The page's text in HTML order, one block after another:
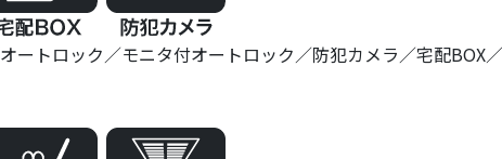
オートロック モニタ付オートロック 防犯カメラ 宅配BOX